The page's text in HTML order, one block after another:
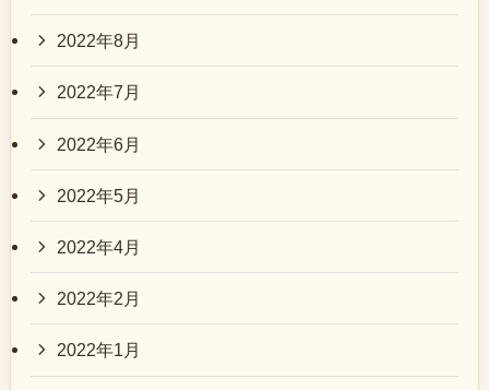
2022年8月
2022年7月
2022年6月
2022年5月
2022年4月
2022年2月
2022年1月